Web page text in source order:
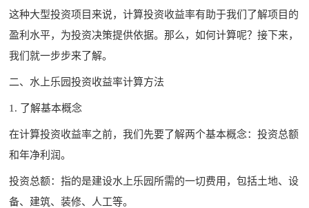
这种大型投资项目来说，计算投资收益率有助于我们了解项目的
盈利水平，为投资决策提供依据。那么，如何计算呢？接下来，
我们就一步步来了解。
二、水上乐园投资收益率计算方法
1. 了解基本概念
在计算投资收益率之前，我们先要了解两个基本概念：投资总额
和年净利润。
投资总额：指的是建设水上乐园所需的一切费用，包括土地、设
备、建筑、装修、人工等。